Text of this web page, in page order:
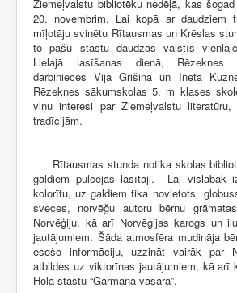
Ziemeļvalstu bibliotēku nedēļā, kas
20. novembrim. Lai kopā ar daudziem
mīļotāju svinētu Rītausmas un Krēslas
to pašu stāstu daudzās valstīs
Lielajā lasīšanas dienā, Rēzeknes
darbinieces Vija Grišina un Ineta
Rēzeknes sākumskolas 5. m klases
viņu interesi par Ziemeļvalstu
tradīcijām.
Rītausmas stunda notika skolas
galdiem pulcējās lasītāji. Lai vislabāk
kolorītu, uz galdiem tika novietots
sveces, norvēğu autoru bērnu
Norvēģiju, kā arī Norvēģijas karogs un
jautājumiem. Šāda atmosfēra mudināja
esošo informāciju, uzzināt vairāk par
atbildes uz viktorīnas jautājumiem, kā arī
Hola stāstu “Gārmana vasara”.